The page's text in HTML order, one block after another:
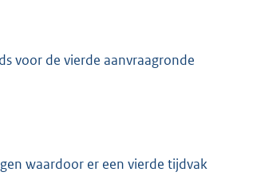
voor de vierde aanvraagronde
waardoor er een vierde tijdvak